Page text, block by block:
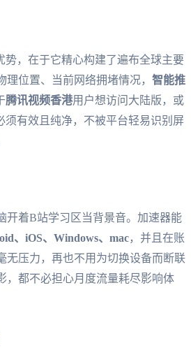
势，在于它精心构建了遍布全球主要
位置、当前网络拥堵情况， 智能推
腾讯视频香港用户想访问大陆版，或
有效且纯净，不被平台轻易识别屏
开着B站学习区当背景音。加速器能
、iOS、Windows、mac，并且在账
无压力，再也不用为切换设备而断联
，都不必担心月度流量耗尽影响体